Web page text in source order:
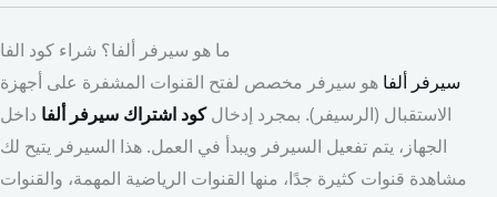
ما هو سيرفر ألفا؟ شراء كود الفا
سيرفر ألفا هو سيرفر مخصص لفتح القنوات المشفرة على أجهزة
الاستقبال (الرسيفر). بمجرد إدخالكود اشتراك سيرفر ألفا داخل
الجهاز، يتم تفعيل السيرفر ويبدأ في العمل. هذا السيرفر يتيح لك
مشاهدة قنوات كثيرة جدًا، منها القنوات الرياضية المهمة، والقنوات